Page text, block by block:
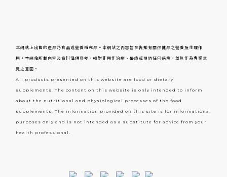
本網站上出售的產品乃食品或營養補充品。本網站之內容旨在告知有關保健品之營養及生理作
用。本網站所載內容及資料僅供參考，絕對非用作治療、醫療或預防任何疾病，並無作為專業意
見之意圖。
All products presented on this website are food or dietary
supplements. The content on this website is only intended to inform
about the nutritional and physiological processes of the food
supplements. The information provided on this site is for informational
purposes only and is not intended as a substitute for advice from your
health professional.